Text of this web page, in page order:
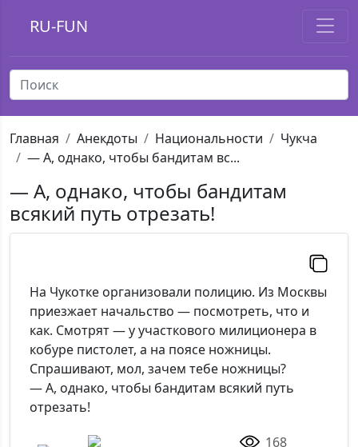
RU-FUN
Главная Анекдоты Национальности
Чукча
— А, однако, чтобы бандитам вс...
— А, однако, чтобы бандитам
всякий путь отрезать!
На Чукотке организовали полицию. Из Москвы
приезжает начальство — посмотреть, что и
как. Смотрят — у участкового милиционера в
кобуре пистолет, а на поясе ножницы.
Спрашивают, мол, зачем тебе ножницы?
— А, однако, чтобы бандитам всякий путь
отрезать!
168